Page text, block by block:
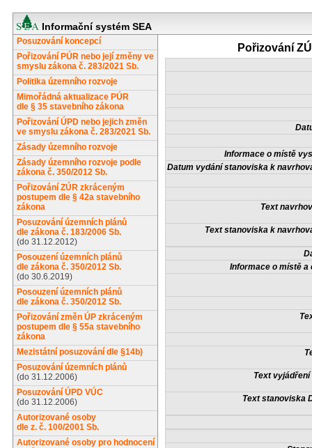
Informační systém SEA
Posuzování koncepcí
Pořizování PÚR nebo její změny ve
smyslu zákona č. 283/2021 Sb.
Politika územního rozvoje
Mimořádná aktualizace PÚR
dle § 35 stavebního zákona
Pořizování ÚPD nebo jejich změn
ve smyslu zákona č. 283/2021 Sb.
Zásady územního rozvoje
Zásady územního rozvoje podle
zákona č. 350/2012 Sb.
Pořizování ZÚR zkráceným
postupem dle § 42a stavebního
zákona
Posuzování územních plánů
dle zákona č. 183/2006 Sb.
(do 31.12.2012)
Posouzení územních plánů
dle zákona č. 350/2012 Sb.
(do 30.6.2019)
Posouzení územních plánů
dle zákona č. 350/2012 Sb.
Pořizování změn ÚP zkráceným
postupem dle § 55a stavebního
zákona
Mezistátní posuzování dle §14b)
Posuzování územních plánů
(do 31.12.2006)
Posuzování ÚPD VÚC
(do 31.12.2006)
Autorizované osoby
dle z. č. 100/2001 Sb.
Autorizované osoby pro hodnocení
Pořizování
Informace o místě
Datum vydání stanoviska k
Text
Text stanoviska k
Informace o místě a
Text vyjádření
Text stanoviska